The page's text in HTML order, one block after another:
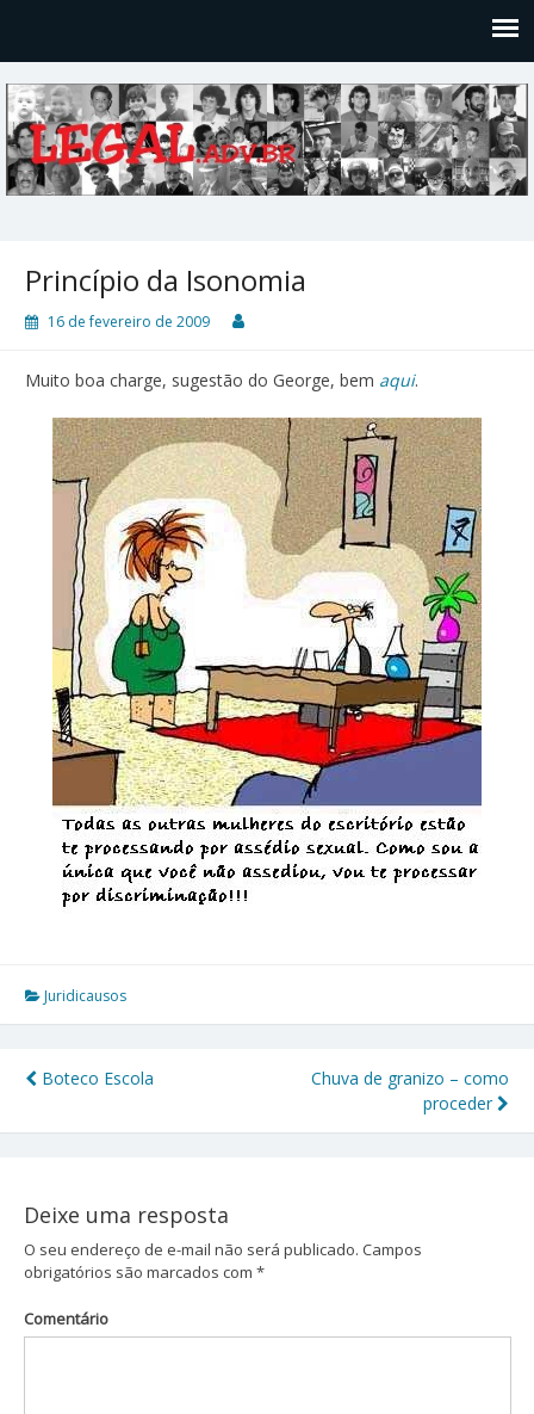
Princípio da Isonomia
16 de fevereiro de 2009
Muito boa charge, sugestão do George, bem aqui.
Juridicausos
de
Boteco Escola
Chuva de granizo – como
proceder
Deixe uma resposta
O seu endereço de e-mail não será publicado. Campos
obrigatórios são marcados com *
Comentário